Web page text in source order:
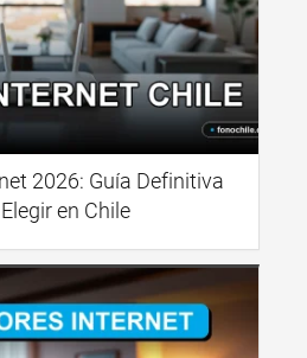
2026: Guía Definitiva
en Chile